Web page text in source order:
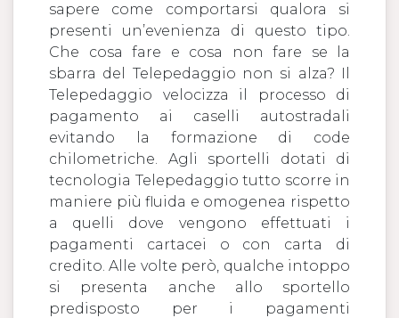
sapere come comportarsi qualora si
presenti un’evenienza di questo tipo.
Che cosa fare e cosa non fare se la
sbarra del Telepedaggio non si alza? Il
Telepedaggio velocizza il processo di
pagamento ai caselli autostradali
evitando la formazione di code
chilometriche. Agli sportelli dotati di
tecnologia Telepedaggio tutto scorre in
maniere più fluida e omogenea rispetto
a quelli dove vengono effettuati i
pagamenti cartacei o con carta di
credito. Alle volte però, qualche intoppo
si presenta anche allo sportello
predisposto per i pagamenti